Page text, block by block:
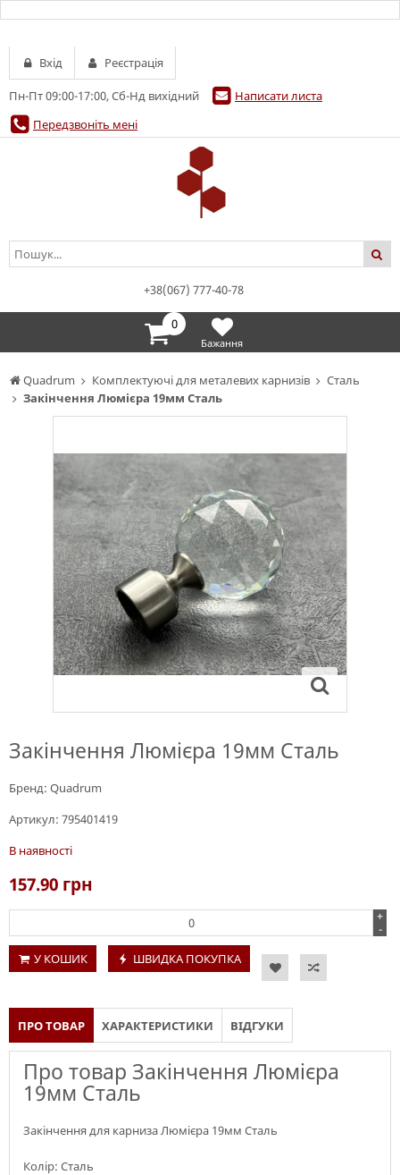
Quadrum Комплектуючі для металевих карнизів
Сталь
Закінчення Люмієра 19мм Сталь
Закінчення Люмієра 19мм Сталь
Бренд: Quadrum
Артикул: 795401419
В наявності
157.90 грн
+
-
У КОШИК
ШВИДКА ПОКУПКА
ПРО ТОВАР ХАРАКТЕРИСТИКИ ВІДГУКИ
Про товар Закінчення Люмієра
19мм Сталь
Закінчення для карниза Люмієра 19мм Сталь
Колір: Сталь
Пн-Пт 09:00-17:00, Сб-Нд вихідний
Написати листа
Передзвоніть мені
Вхід Реєстрація
+38(067) 777-40-78
0
Бажання